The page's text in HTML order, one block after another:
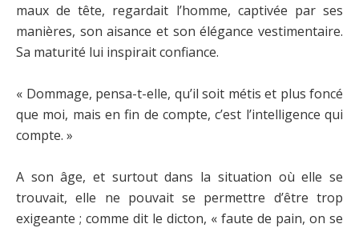
maux de tête, regardait l’homme, captivée par ses
manières, son aisance et son élégance vestimentaire.
Sa maturité lui inspirait confiance.
« Dommage, pensa-t-elle, qu’il soit métis et plus foncé
que moi, mais en fin de compte, c’est l’intelligence qui
compte. »
A son âge, et surtout dans la situation où elle se
trouvait, elle ne pouvait se permettre d’être trop
exigeante ; comme dit le dicton, « faute de pain, on se